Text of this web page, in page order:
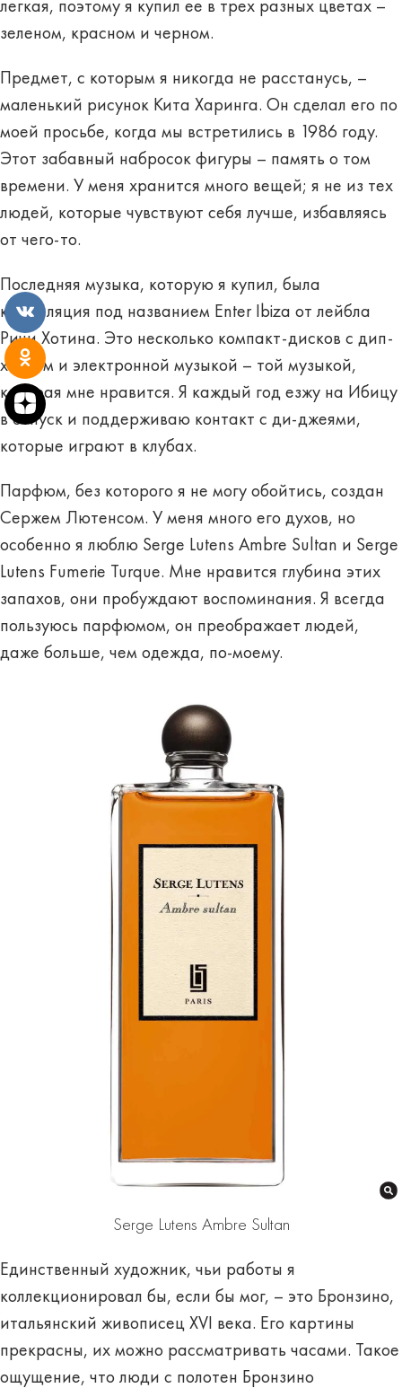
легкая, поэтому я купил ее в трех разных цветах –
зеленом, красном и черном.
Предмет, с которым я никогда не расстанусь, –
маленький рисунок Кита Харинга. Он сделал его по
моей просьбе, когда мы встретились в 1986 году.
Этот забавный набросок фигуры – память о том
времени. У меня хранится много вещей; я не из тех
людей, которые чувствуют себя лучше, избавляясь
от чего-то.
Последняя музыка, которую я купил, была
компиляция под названием Enter Ibiza от лейбла
Ричи Хотина. Это несколько компакт-дисков с дип-
хаусом и электронной музыкой – той музыкой,
которая мне нравится. Я каждый год езжу на Ибицу
в отпуск и поддерживаю контакт с ди-джеями,
которые играют в клубах.
Парфюм, без которого я не могу обойтись, создан
Сержем Лютенсом. У меня много его духов, но
особенно я люблю Serge Lutens Ambre Sultan и Serge
Lutens Fumerie Turque. Мне нравится глубина этих
запахов, они пробуждают воспоминания. Я всегда
пользуюсь парфюмом, он преображает людей,
даже больше, чем одежда, по-моему.
Serge Lutens Ambre Sultan
Единственный художник, чьи работы я
коллекционировал бы, если бы мог, – это Бронзино,
итальянский живописец XVI века. Его картины
прекрасны, их можно рассматривать часами. Такое
ощущение, что люди с полотен Бронзино